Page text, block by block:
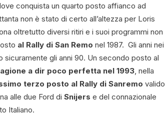
conquista un quarto posto affianco ad
non è stato di certo all’altezza per Loris
oltretutto diversi ritiri e i suoi programmi non
al Rally di San Remo nel 1987. Gli anni nei
sicuramente gli anni 90. Un secondo posto al
a dir poco perfetta nel 1993 , nella
terzo posto al Rally di Sanremo valido
alle due Ford di Snijers e del connazionale
Italiano.